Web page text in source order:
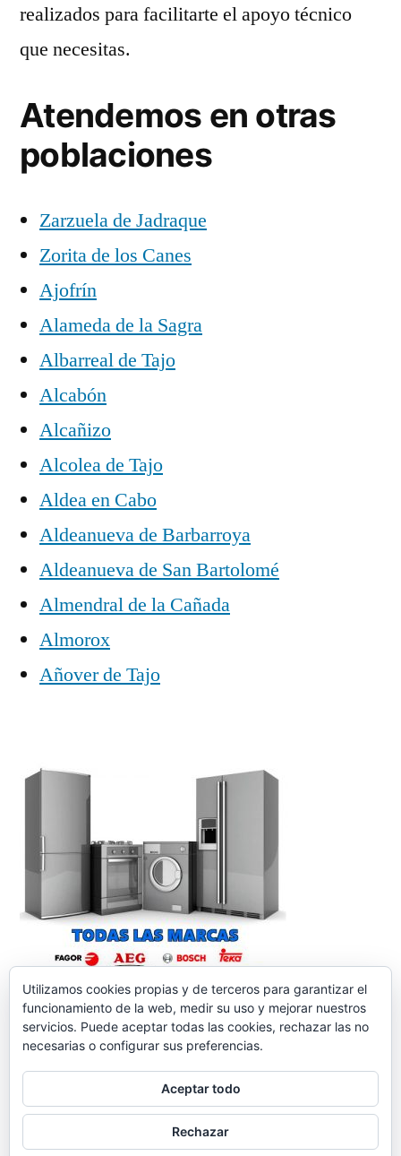
realizados para facilitarte el apoyo técnico
que necesitas.
Atendemos en otras
poblaciones
Zarzuela de Jadraque
Zorita de los Canes
Ajofrín
Alameda de la Sagra
Albarreal de Tajo
Alcabón
Alcañizo
Alcolea de Tajo
Aldea en Cabo
Aldeanueva de Barbarroya
Aldeanueva de San Bartolomé
Almendral de la Cañada
Almorox
Añover de Tajo
reparacionelectrodomesticos.org,Funciona gracias a
Contacto Aviso legal
Utilizamos cookies propias y de terceros para garantizar el
funcionamiento de la web, medir su uso y mejorar nuestros
servicios. Puede aceptar todas las cookies, rechazar las no
necesarias o configurar sus preferencias.
Aceptar todo
Rechazar